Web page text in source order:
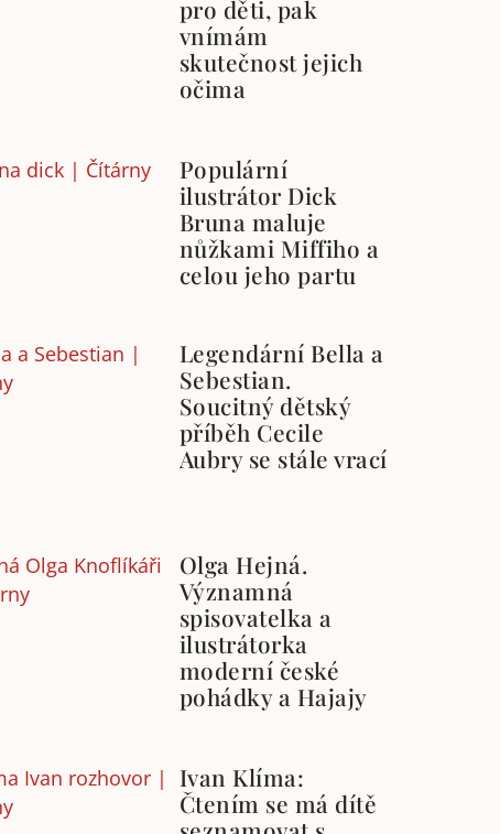
pro děti, pak
vnímám
skutečnost jejich
očima
Populární
ilustrátor Dick
Bruna maluje
nůžkami Miffiho a
celou jeho partu
Legendární Bella a
Sebestian.
Soucitný dětský
příběh Cecile
Aubry se stále vrací
Olga Hejná.
Významná
spisovatelka a
ilustrátorka
moderní české
pohádky a Hajajy
Ivan Klíma:
Čtením se má dítě